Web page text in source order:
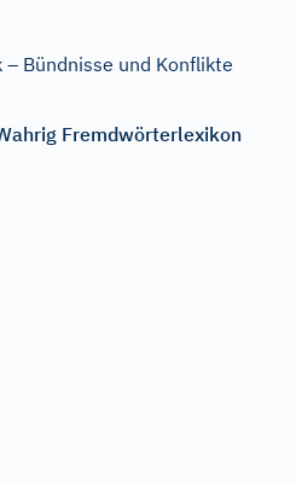
Bündnisse und Konflikte
Fremdwörterlexikon